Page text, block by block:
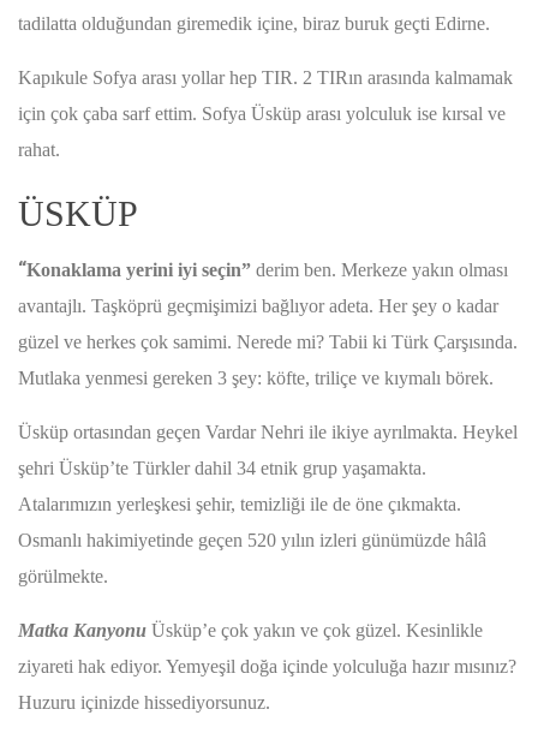
tadilatta olduğundan giremedik içine, biraz buruk geçti Edirne.
Kapıkule Sofya arası yollar hep TIR. 2 TIRın arasında kalmamak
için çok çaba sarf ettim. Sofya Üsküp arası yolculuk ise kırsal ve
rahat.
ÜSKÜP
“Konaklama yerini iyi seçin” derim ben. Merkeze yakın olması
avantajlı. Taşköprü geçmişimizi bağlıyor adeta. Her şey o kadar
güzel ve herkes çok samimi. Nerede mi? Tabii ki Türk Çarşısında.
Mutlaka yenmesi gereken 3 şey: köfte, triliçe ve kıymalı börek.
Üsküp ortasından geçen Vardar Nehri ile ikiye ayrılmakta. Heykel
şehri Üsküp’te Türkler dahil 34 etnik grup yaşamakta.
Atalarımızın yerleşkesi şehir, temizliği ile de öne çıkmakta.
Osmanlı hakimiyetinde geçen 520 yılın izleri günümüzde hâlâ
görülmekte.
Matka Kanyonu Üsküp’e çok yakın ve çok güzel. Kesinlikle
ziyareti hak ediyor. Yemyeşil doğa içinde yolculuğa hazır mısınız?
Huzuru içinizde hissediyorsunuz.